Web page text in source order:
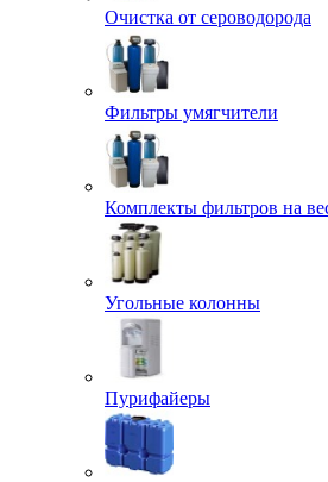
Очистка от сероводорода
Фильтры умягчители
Комплекты фильтров на
Угольные колонны
Пурифайеры